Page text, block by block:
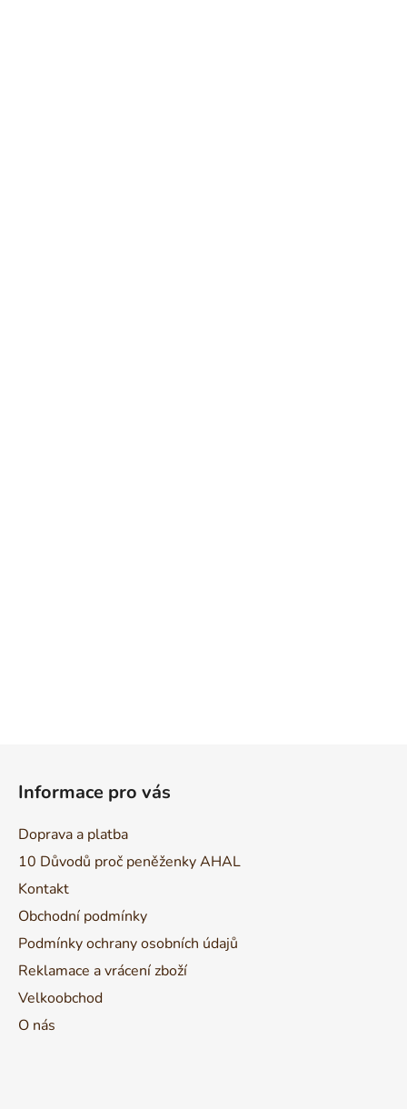
Informace pro vás
Doprava a platba
10 Důvodů proč peněženky AHAL
Kontakt
Obchodní podmínky
Podmínky ochrany osobních údajů
Reklamace a vrácení zboží
Velkoobchod
O nás